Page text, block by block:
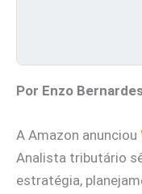
Por Enzo
A Amazon anunciou
Analista tributário
estratégia,